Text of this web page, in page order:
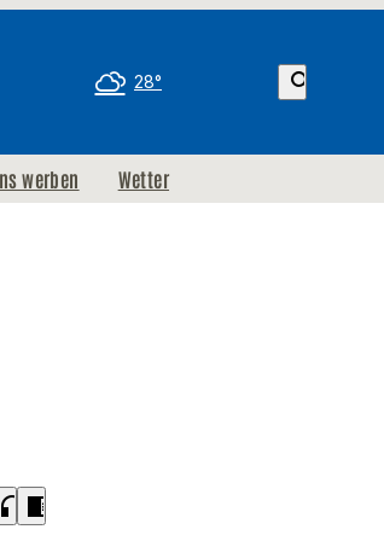
28° search
werben Wetter
headphones chrome_reader_mode